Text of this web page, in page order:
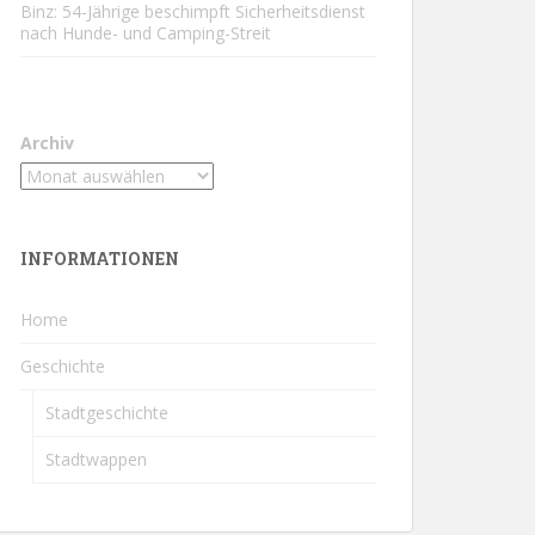
Binz: 54-Jährige beschimpft Sicherheitsdienst
nach Hunde- und Camping-Streit
Archiv
INFORMATIONEN
Home
Geschichte
Stadtgeschichte
Stadtwappen